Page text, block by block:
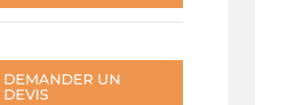
DEMANDER UN
DEVIS